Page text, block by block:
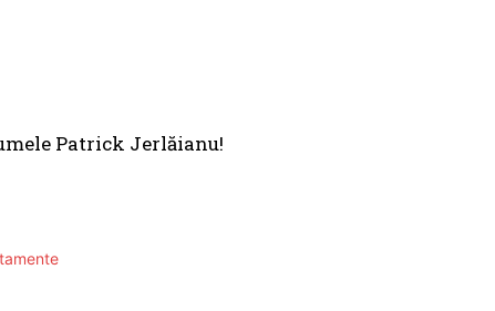
Patrick Jerlăianu!